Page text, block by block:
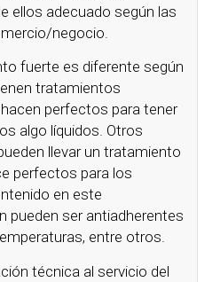
ellos adecuado según las
negocio.
fuerte es diferente según
tratamientos
perfectos para tener
algo líquidos. Otros
llevar un tratamiento
perfectos para los
en este
pueden ser antiadherentes
entre otros.
técnica al servicio del